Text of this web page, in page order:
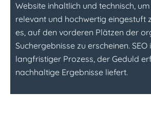
Website inhaltlich und technisch,
relevant und hochwertig eingestuft
es, auf den vorderen Plätzen der
Suchergebnisse zu erscheinen. SEO
langfristiger Prozess, der Geduld
nachhaltige Ergebnisse liefert.